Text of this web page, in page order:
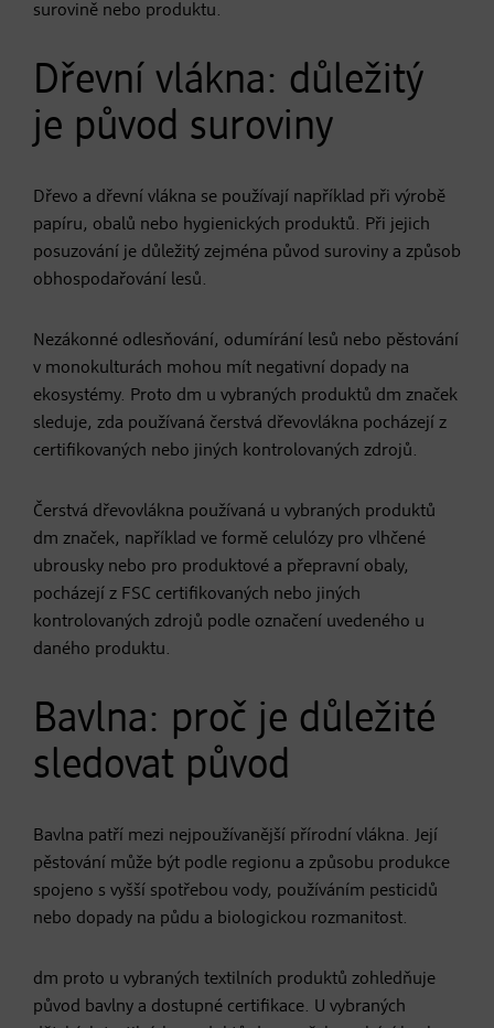
surovině nebo produktu.
Dřevní vlákna: důležitý
je původ suroviny
Dřevo a dřevní vlákna se používají například při výrobě
papíru, obalů nebo hygienických produktů. Při jejich
posuzování je důležitý zejména původ suroviny a způsob
obhospodařování lesů.
Nezákonné odlesňování, odumírání lesů nebo pěstování
v monokulturách mohou mít negativní dopady na
ekosystémy. Proto dm u vybraných produktů dm značek
sleduje, zda používaná čerstvá dřevovlákna pocházejí z
certifikovaných nebo jiných kontrolovaných zdrojů.
Čerstvá dřevovlákna používaná u vybraných produktů
dm značek, například ve formě celulózy pro vlhčené
ubrousky nebo pro produktové a přepravní obaly,
pocházejí z FSC certifikovaných nebo jiných
kontrolovaných zdrojů podle označení uvedeného u
daného produktu.
Bavlna: proč je důležité
sledovat původ
Bavlna patří mezi nejpoužívanější přírodní vlákna. Její
pěstování může být podle regionu a způsobu produkce
spojeno s vyšší spotřebou vody, používáním pesticidů
nebo dopady na půdu a biologickou rozmanitost.
dm proto u vybraných textilních produktů zohledňuje
původ bavlny a dostupné certifikace. U vybraných